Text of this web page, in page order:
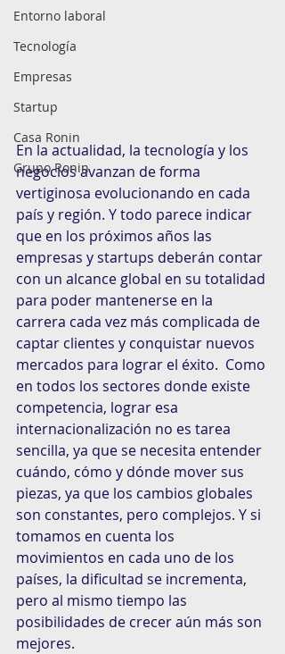
Entorno laboral
Tecnología
Empresas
Startup
Casa Ronin
Grupo Ronin
En la actualidad, la tecnología y los
negocios avanzan de forma
vertiginosa evolucionando en cada
país y región. Y todo parece indicar
que en los próximos años las
empresas y startups deberán contar
con un alcance global en su totalidad
para poder mantenerse en la
carrera cada vez más complicada de
captar clientes y conquistar nuevos
mercados para lograr el éxito.  Como
en todos los sectores donde existe
competencia, lograr esa
internacionalización no es tarea
sencilla, ya que se necesita entender
cuándo, cómo y dónde mover sus
piezas, ya que los cambios globales
son constantes, pero complejos. Y si
tomamos en cuenta los
movimientos en cada uno de los
países, la dificultad se incrementa,
pero al mismo tiempo las
posibilidades de crecer aún más son
mejores.